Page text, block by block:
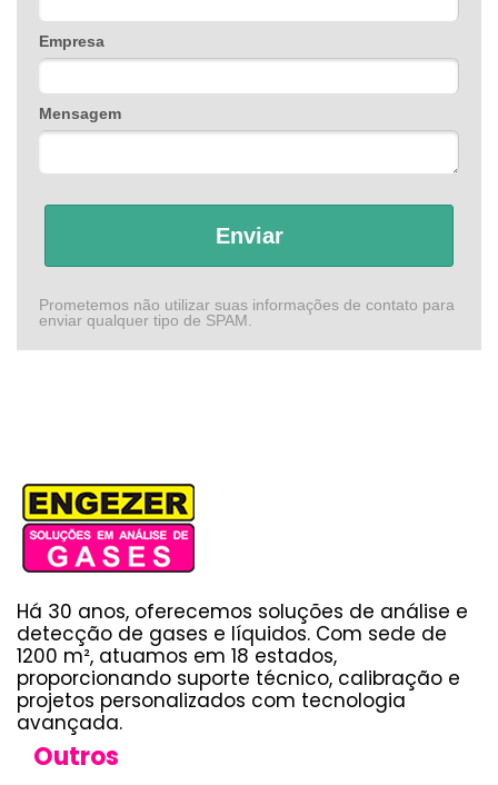
Empresa
Mensagem
Enviar
Prometemos não utilizar suas informações de contato para
enviar qualquer tipo de SPAM.
Há 30 anos, oferecemos soluções de análise e
detecção de gases e líquidos. Com sede de
1200 m², atuamos em 18 estados,
proporcionando suporte técnico, calibração e
projetos personalizados com tecnologia
avançada.
Outros